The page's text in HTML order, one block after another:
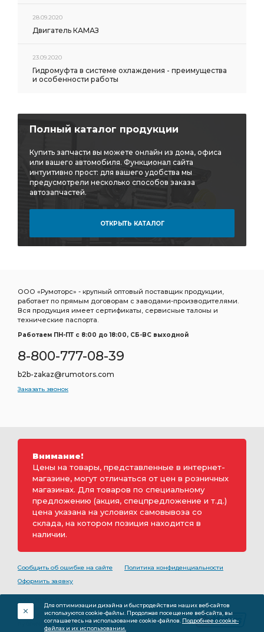
28.09.2020
Двигатель КАМАЗ
23.09.2020
Гидромуфта в системе охлаждения - преимущества
и особенности работы
Полный каталог продукции
Купить запчасти вы можете онлайн из дома, офиса
или вашего автомобиля. Функционал сайта
интуитивно прост: для вашего удобства мы
предусмотрели несколько способов заказа
автозапчастей.
ОТКРЫТЬ КАТАЛОГ
ООО «Румоторс» - крупный оптовый поставщик продукции,
работает по прямым договорам с заводами-производителями.
Вся продукция имеет сертификаты, сервисные талоны и
технические паспорта.
Работаем ПН-ПТ c 8:00 до 18:00, СБ-ВС выходной
8-800-777-08-39
b2b-zakaz@rumotors.com
Заказать звонок
Внимание!
Цены на товары, представленные в интернет-
магазине, могут отличаться от цен в розничных
магазинах. Для товаров по специальному
предложению (акция, спецпредложение и т.д.)
цена указана на условиях самовывоза со
склада, на котором позиция находится в
наличии.
Сообщить об ошибке на сайте
Политика конфиденциальности
Оформить заявку
обозначением ООО «РуМоторс». Все права на
разработку принадлежат ООО «Румоторс». Не является
публичной офертой.
Для оптимизации дизайна и быстродействия наших веб-сайтов
используются cookie-файлы. Продолжая посещение веб-сайта, вы
соглашаетесь на использование cookie-файлов. Подробнее о cookie-
файлах и их использовании.